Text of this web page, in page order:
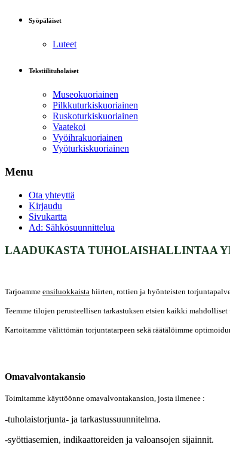
Syöpäläiset
Luteet
Tekstiilituholaiset
Museokuoriainen
Pilkkuturkiskuoriainen
Ruskoturkiskuoriainen
Vaatekoi
Vyöihrakuoriainen
Vyöturkiskuoriainen
Menu
Ota yhteyttä
Kirjaudu
Sivukartta
Ad: Sähkösuunnittelua
LAADUKASTA TUHOLAISHALLINTAA
Tarjoamme ensiluokkaista hiirten, rottien ja hyönteisten
Teemme tilojen perusteellisen tarkastuksen etsien kaikki
Kartoitamme välittömän torjuntatarpeen sekä räätälöimme
Omavalvontakansio
Toimitamme käyttöönne omavalvontakansion, josta ilmenee :
-tuholaistorjunta- ja tarkastussuunnitelma.
-syöttiasemien, indikaattoreiden ja valoansojen sijainnit.